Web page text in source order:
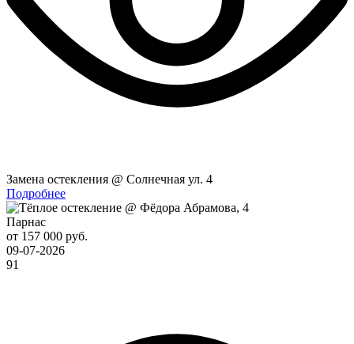
Замена остекления @ Солнечная ул. 4
Подробнее
Парнас
от 157 000 руб.
09-07-2026
91